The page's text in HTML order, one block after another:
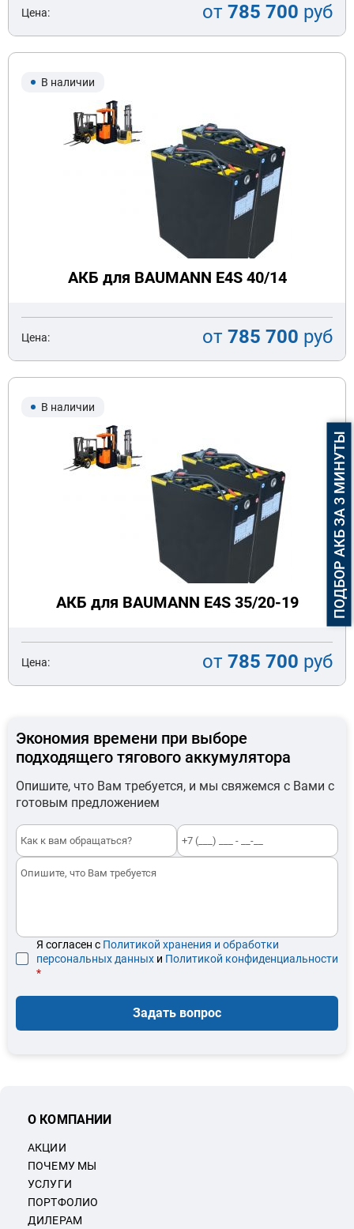
Цена: от 785 700 руб
В наличии
АКБ для BAUMANN E4S 40/14
Цена: от 785 700 руб
В наличии
АКБ для BAUMANN E4S 35/20-19
Цена: от 785 700 руб
Экономия времени при выборе
подходящего тягового аккумулятора
Опишите, что Вам требуется, и мы свяжемся с Вами с
готовым предложением
Я согласен с Политикой хранения и обработки
персональных данных и Политикой конфиденциальности
*
Задать вопрос
О КОМПАНИИ
АКЦИИ
ПОЧЕМУ МЫ
УСЛУГИ
ПОРТФОЛИО
ДИЛЕРАМ
ПОДБОР АКБ ЗА 3 МИНУТЫ